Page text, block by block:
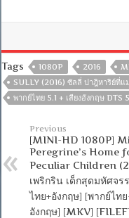
Tags 1080P 2016
SULLY (2016) ซัลลี่ ปาฎิหาริย์ที่
พากย์ไทย 5.1 + เสียงอังกฤษ DTS
Previous
[MINI-HD 1080P]
Peregrine’s Home
Peculiar Children
เพริกริน เด็กสุดมหัศจร
ไทย+อังกฤษ] [พากย์ไท
อังกฤษ] [MKV]